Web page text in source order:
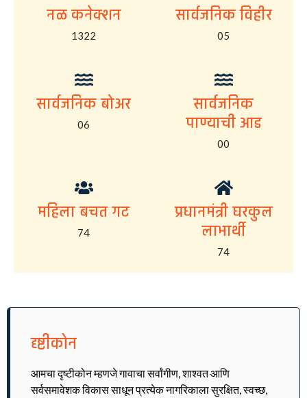
नळ कनेक्शन
1322
सार्वजनिक विहीर
05
सार्वजनिक बोअर
06
सार्वजनिक
पाण्याची आड
00
महिला बचत गट
74
प्रधानमंत्री घरकुल
लाभार्थी
74
दृष्टीकोन
आमचा दृष्टीकोन म्हणजे गावाचा सर्वांगीण, शाश्वत आणि
सर्वसमावेशक विकास साधून प्रत्येक नागरिकाला सुरक्षित, स्वच्छ,